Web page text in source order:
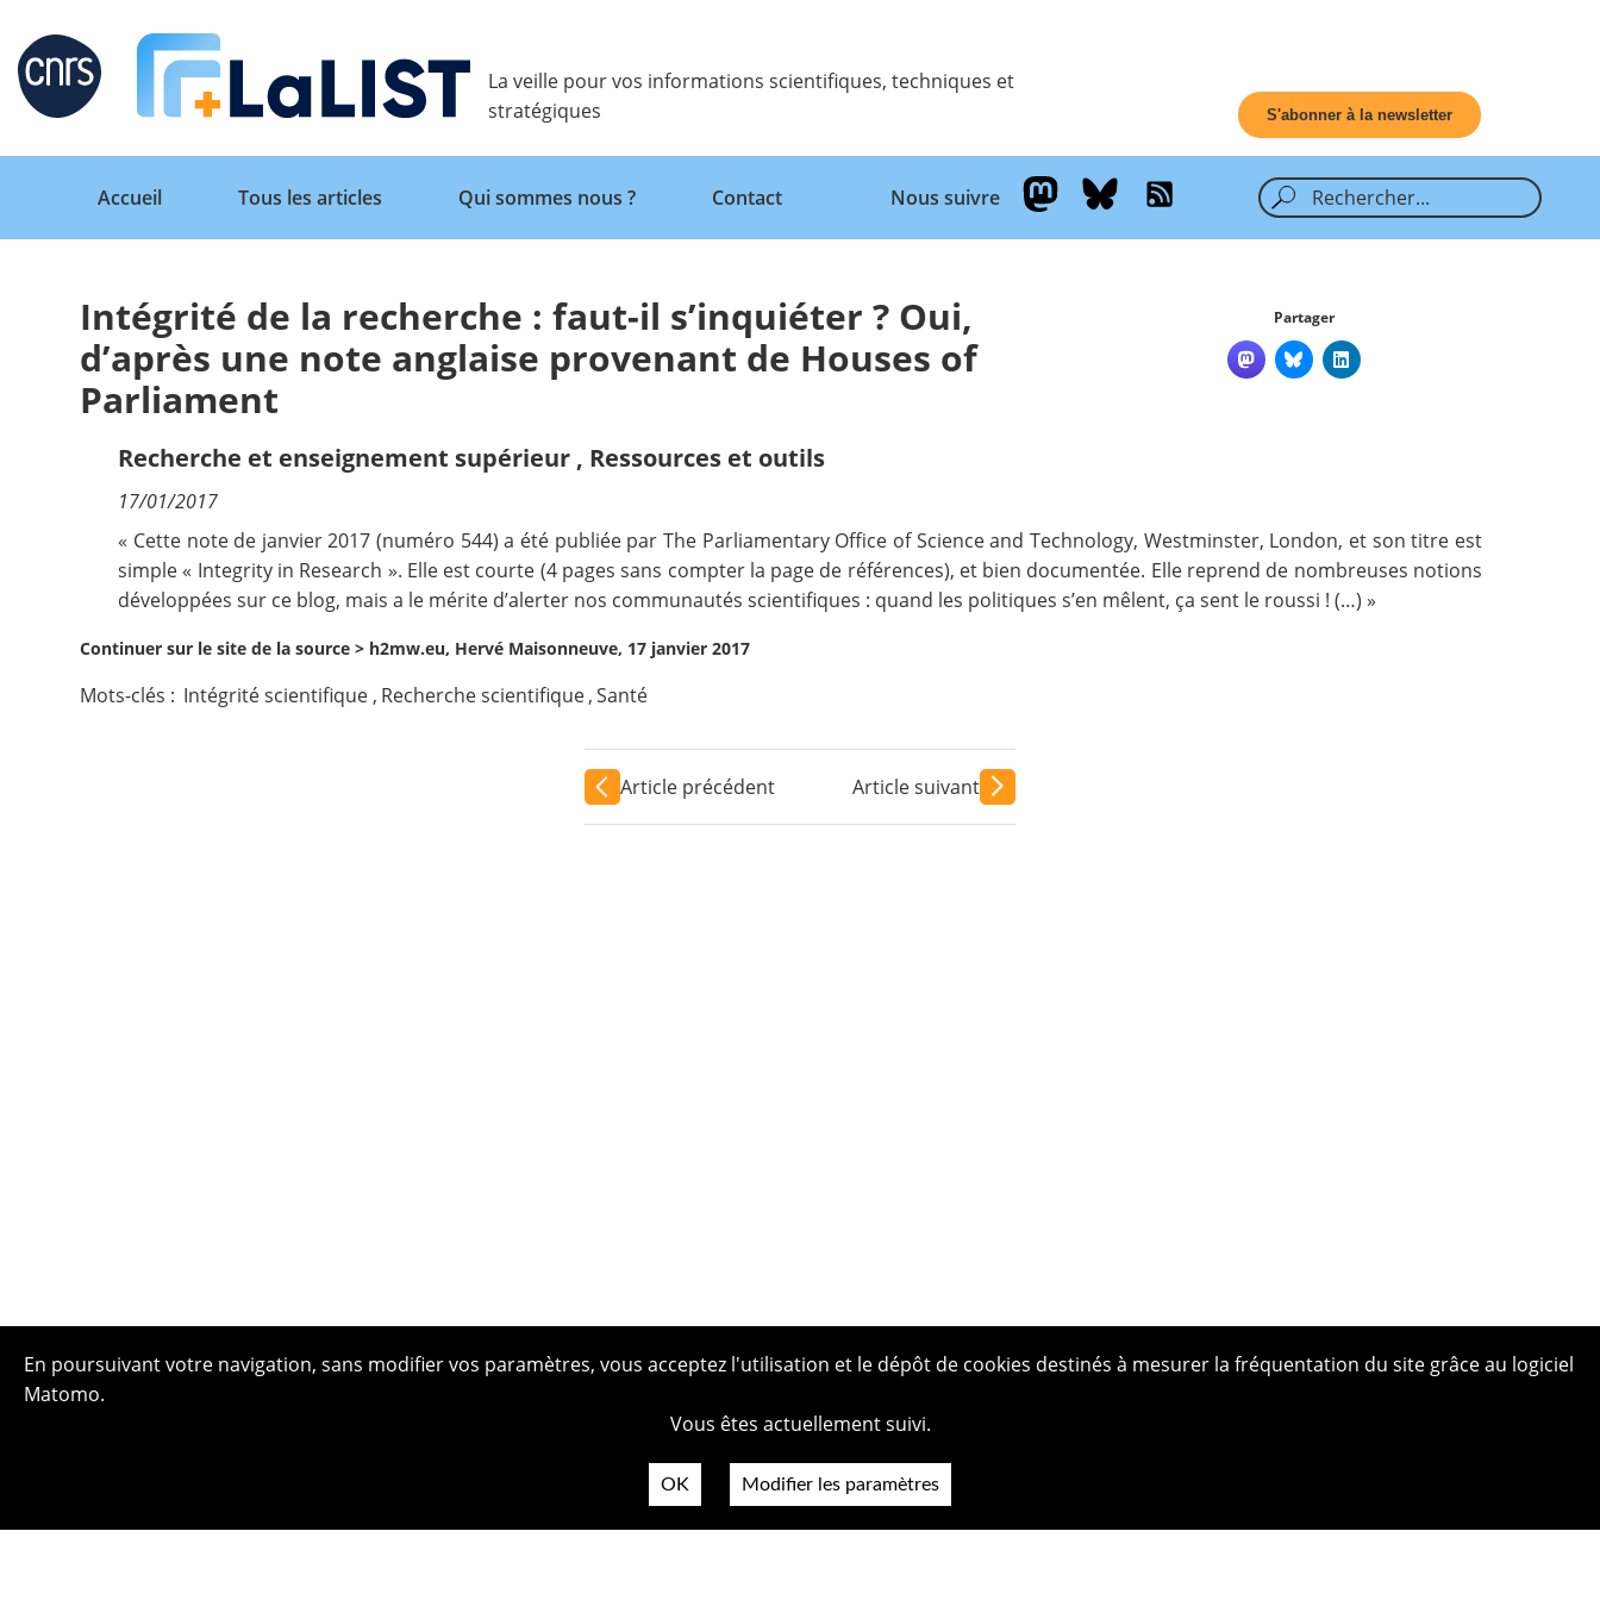
Retour
Accueil
Tous les articles
Qui sommes nous ?
Nous suivre
La veille pour vos informations scientifiques, techniques et
stratégiques
S'abonner à la newsletter
Retour
Accueil
Tous les articles Qui sommes nous ? Contact Nous suivre
Intégrité de la recherche : faut-il s’inquiéter ? Oui,
d’après une note anglaise provenant de Houses of
Parliament
Partager
Recherche et enseignement supérieur , Ressources et outils
17/01/2017
« Cette note de janvier 2017 (numéro 544) a été publiée par The Parliamentary Office of Science and Technology, Westminster, London, et son titre est
simple « Integrity in Research ». Elle est courte (4 pages sans compter la page de références), et bien documentée. Elle reprend de nombreuses notions
développées sur ce blog, mais a le mérite d’alerter nos communautés scientifiques : quand les politiques s’en mêlent, ça sent le roussi ! (…) »
Continuer sur le site de la source > h2mw.eu, Hervé Maisonneuve, 17 janvier 2017
Mots-clés : Intégrité scientifique , Recherche scientifique,Santé
Article précédent Article suivant
En poursuivant votre navigation, sans modifier vos paramètres, vous acceptez l'utilisation et le dépôt de cookies destinés à mesurer la fréquentation du site grâce au logiciel
Matomo.
Vous êtes actuellement suivi.
OK Modifier les paramètres